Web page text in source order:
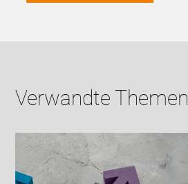
Verwandte Themen